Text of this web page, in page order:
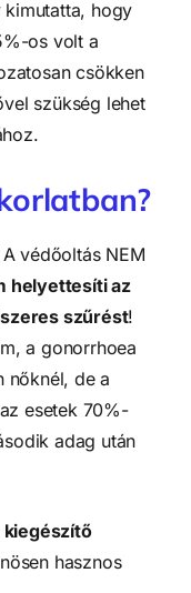
kimutatta, hogy
os volt a
csökken
szükség lehet
A védőoltás NEM
helyettesíti az
szűrést!
a gonorrhoea
nőknél, de a
esetek 70%-
adag után
kiegészítő
hasznos